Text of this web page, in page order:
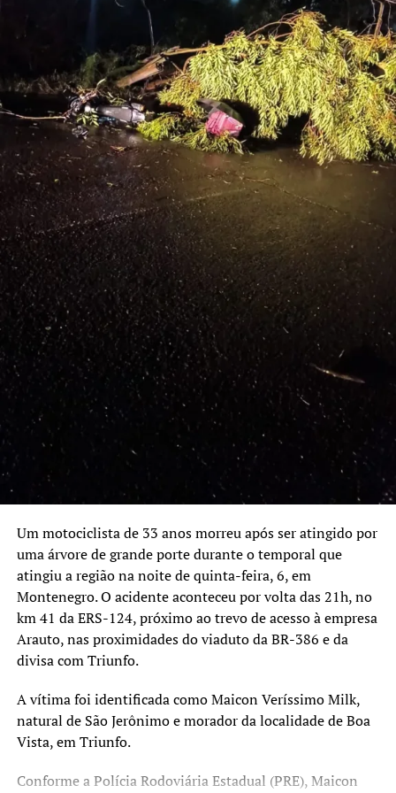
Canoas Shopping.
Um motociclista de 33 anos morreu após ser atingido por
uma árvore de grande porte durante o temporal que
atingiu a região na noite de quinta-feira, 6, em
Montenegro. O acidente aconteceu por volta das 21h, no
km 41 da ERS-124, próximo ao trevo de acesso à empresa
Arauto, nas proximidades do viaduto da BR-386 e da
divisa com Triunfo.
A vítima foi identificada como Maicon Veríssimo Milk,
natural de São Jerônimo e morador da localidade de Boa
Vista, em Triunfo.
Conforme a Polícia Rodoviária Estadual (PRE), Maicon